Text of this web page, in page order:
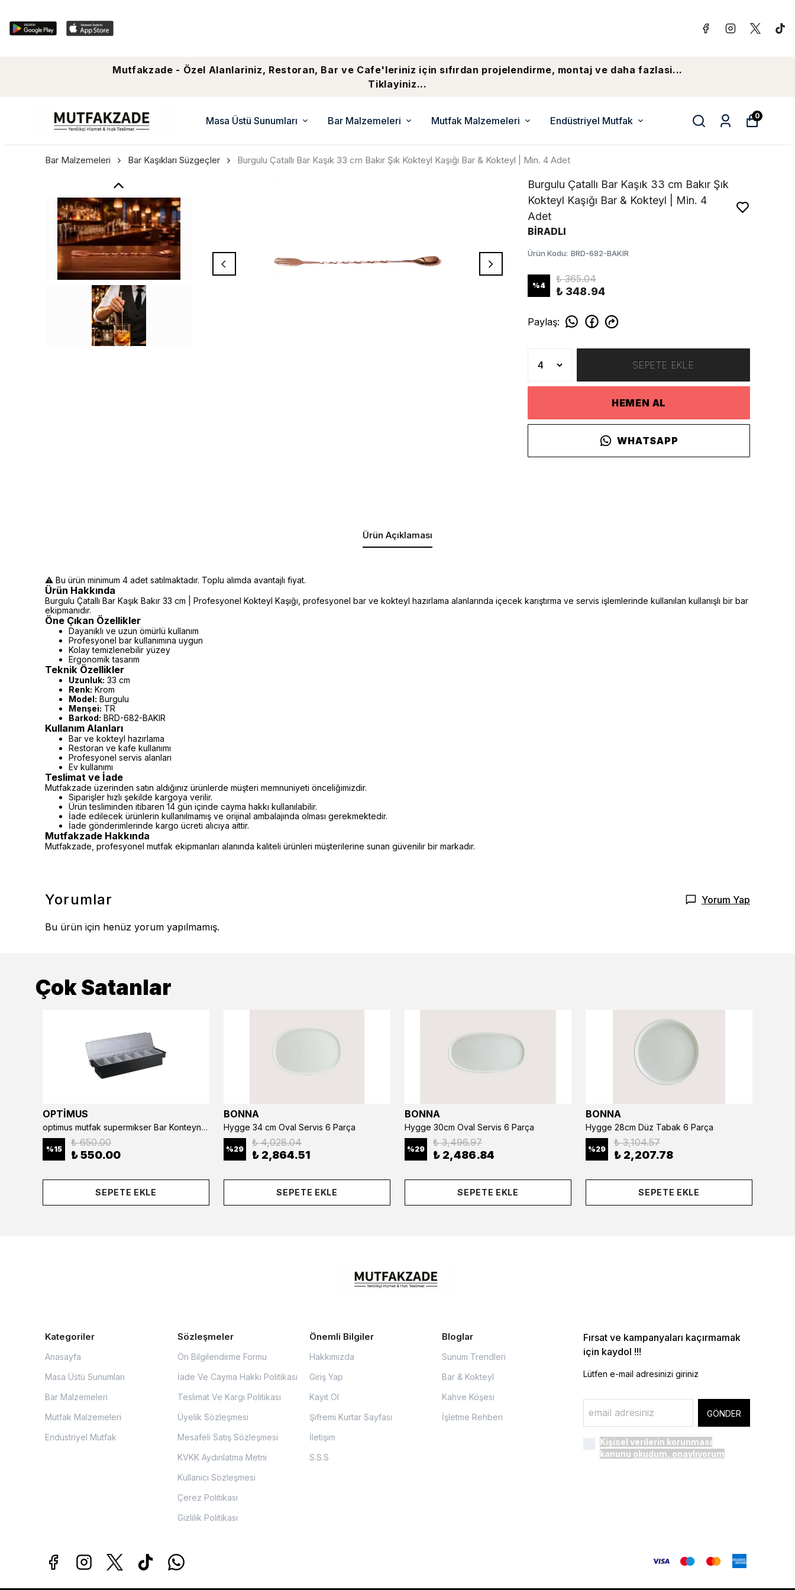
Mutfakzade - Özel Alanlariniz, Restoran, Bar ve Cafe'leriniz için sıfırdan projelendirme, montaj ve daha fazlasi...
Tiklayiniz...
Masa Üstü Sunumları Bar Malzemeleri Mutfak Malzemeleri Endüstriyel Mutfak 0
Bar Malzemeleri Bar Kaşıkları Süzgeçler Burgulu Çatallı Bar Kaşık 33 cm Bakır Şık Kokteyl Kaşığı Bar & Kokteyl | Min. 4 Adet
Burgulu Çatallı Bar Kaşık 33 cm Bakır Şık
Kokteyl Kaşığı Bar & Kokteyl | Min. 4
Adet
BİRADLI
Ürün Kodu: BRD-682-BAKIR
%4
₺ 365.04
₺ 348.94
Paylaş:
SEPETE EKLE
HEMEN AL
WHATSAPP
Ürün Açıklaması
⚠️ Bu ürün minimum 4 adet satılmaktadır. Toplu alımda avantajlı fiyat.
Ürün Hakkında
Burgulu Çatallı Bar Kaşık Bakır 33 cm | Profesyonel Kokteyl Kaşığı, profesyonel bar ve kokteyl hazırlama alanlarında içecek karıştırma ve servis işlemlerinde kullanılan kullanışlı bir bar
ekipmanıdır.
Öne Çıkan Özellikler
Dayanıklı ve uzun ömürlü kullanım
Profesyonel bar kullanımına uygun
Kolay temizlenebilir yüzey
Ergonomik tasarım
Teknik Özellikler
Uzunluk: 33 cm
Renk: Krom
Model: Burgulu
Menşei: TR
Barkod: BRD-682-BAKIR
Kullanım Alanları
Bar ve kokteyl hazırlama
Restoran ve kafe kullanımı
Profesyonel servis alanları
Ev kullanımı
Teslimat ve İade
Mutfakzade üzerinden satın aldığınız ürünlerde müşteri memnuniyeti önceliğimizdir.
Siparişler hızlı şekilde kargoya verilir.
Ürün tesliminden itibaren 14 gün içinde cayma hakkı kullanılabilir.
İade edilecek ürünlerin kullanılmamış ve orijinal ambalajında olması gerekmektedir.
İade gönderimlerinde kargo ücreti alıcıya aittir.
Mutfakzade Hakkında
Mutfakzade, profesyonel mutfak ekipmanları alanında kaliteli ürünleri müşterilerine sunan güvenilir bir markadır.
Yorumlar Yorum Yap
Bu ürün için henüz yorum yapılmamış.
Çok Satanlar
OPTİMUS
optimus mutfak supermıkser Bar Konteyner 6'lı 50×16×9 cm Kapaklı Polikarbon Organizer Bar & Kafe
%15
₺ 650.00
₺ 550.00
SEPETE EKLE
BONNA
Hygge 34 cm Oval Servis 6 Parça
%29
₺ 4,028.04
₺ 2,864.51
SEPETE EKLE
BONNA
Hygge 30cm Oval Servis 6 Parça
%29
₺ 3,496.97
₺ 2,486.84
SEPETE EKLE
BONNA
Hygge 28cm Düz Tabak 6 Parça
%29
₺ 3,104.57
₺ 2,207.78
SEPETE EKLE
Kategoriler
Anasayfa
Masa Üstü Sunumları
Bar Malzemeleri
Mutfak Malzemeleri
Endüstriyel Mutfak
Sözleşmeler
Ön Bilgilendirme Formu
İade Ve Cayma Hakkı Politikası
Teslimat Ve Kargı Politikası
Üyelik Sözleşmesi
Mesafeli Satış Sözleşmesi
KVKK Aydınlatma Metni
Kullanıcı Sözleşmesi
Çerez Politikası
Gizlilik Politikası
Önemli Bilgiler
Hakkımızda
Giriş Yap
Kayıt Ol
Şifremi Kurtar Sayfası
İletişim
S.S.S
Bloglar
Sunum Trendleri
Bar & Kokteyl
Kahve Köşesi
İşletme Rehberi
Fırsat ve kampanyaları kaçırmamak
için kaydol !!!
Lütfen e-mail adresinizi giriniz
GÖNDER
Kişisel verilerin korunması
kanunu okudum, onaylıyorum